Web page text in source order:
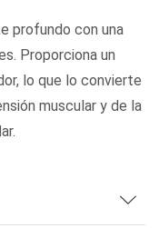
profundo con una
Proporciona un
lo que lo convierte
muscular y de la